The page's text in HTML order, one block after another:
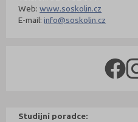
Web:www.soskolin.cz
E-mail:info@soskolin.cz
Studijní poradce: